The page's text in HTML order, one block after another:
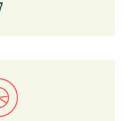
kaartviewer